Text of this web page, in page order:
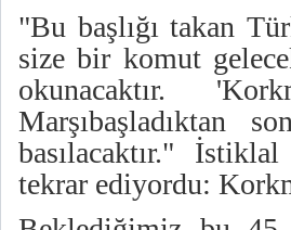
"Bu başlığı takan
size bir komut
okunacaktır.
Marşıbaşladıktan
basılacaktır."
tekrar ediyordu: